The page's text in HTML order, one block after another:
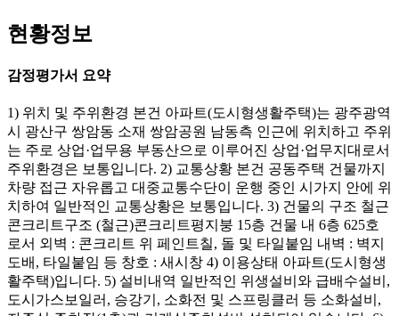
현황정보
감정평가서 요약
1) 위치 및 주위환경 본건 아파트(도시형생활주택)는 광주광역
시 광산구 쌍암동 소재 쌍암공원 남동측 인근에 위치하고 주위
는 주로 상업·업무용 부동산으로 이루어진 상업·업무지대로서
주위환경은 보통입니다. 2) 교통상황 본건 공동주택 건물까지
차량 접근 자유롭고 대중교통수단이 운행 중인 시가지 안에 위
치하여 일반적인 교통상황은 보통입니다. 3) 건물의 구조 철근
콘크리트구조 (철근)콘크리트평지붕 15층 건물 내 6층 625호
로서 외벽 : 콘크리트 위 페인트칠, 돌 및 타일붙임 내벽 : 벽지
도배, 타일붙임 등 창호 : 새시창 4) 이용상태 아파트(도시형생
활주택)입니다. 5) 설비내역 일반적인 위생설비와 급배수설비,
도시가스보일러, 승강기, 소화전 및 스프링클러 등 소화설비,